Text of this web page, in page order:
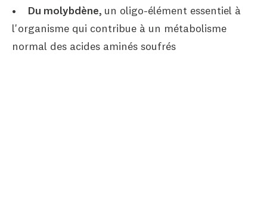
• Du molybdène, un oligo-élément essentiel à
l'organisme qui contribue à un métabolisme
normal des acides aminés soufrés